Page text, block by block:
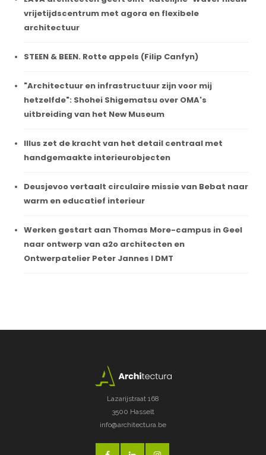
vrijetijdscentrum met agora en flexibele
architectuur
STEEN & BEEN. Rotte appels (Filip Canfyn)
"Architectuur en infrastructuur zijn voor mij
hetzelfde": Shohei Shigematsu over OMA's
uitbreiding van het New Museum
Illus zet de kracht van het detail centraal met
handgemaakte interieurobjecten
Deusjevoo vertaalt circulaire missie van Bebat naar
warm en educatief interieur
Werken gestart aan Thomas More-campus in Geel
naar ontwerp van a2o architecten en
Ontwerpatelier Peter Jannes I DMT
Lazarijstraat 168
3500 Hasselt
info@architectura.be